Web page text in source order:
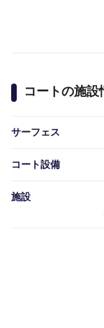
コートの施設
サーフェス
コート設備
施設